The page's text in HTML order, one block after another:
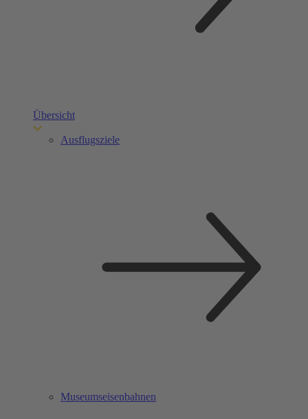
Übersicht
Ausflugsziele
Museumseisenbahnen